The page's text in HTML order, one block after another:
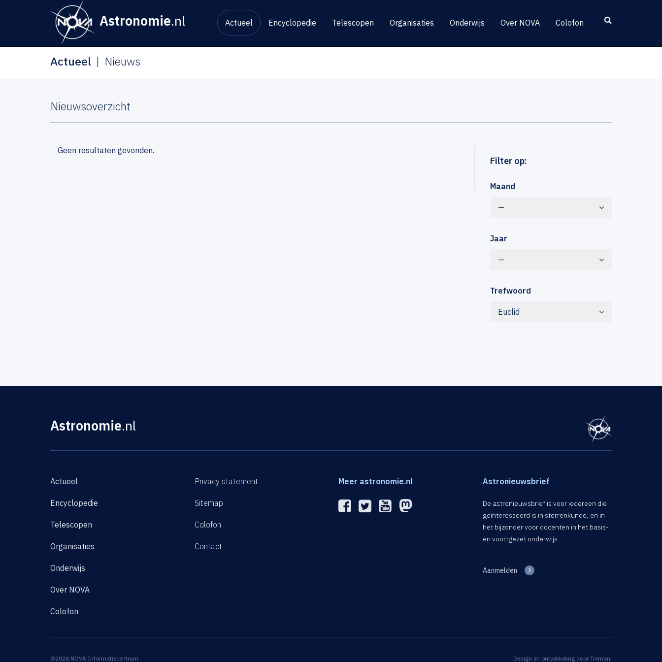
Astronomie.nl Actueel Encyclopedie Telescopen Organisaties Onderwijs Over NOVA Colofon
Actueel Nieuws
Nieuwsoverzicht
Filter op:
Maand
—
Jaar
—
Trefwoord
Euclid
Geen resultaten gevonden.
Astronomie.nl
Actueel
Encyclopedie
Telescopen
Organisaties
Onderwijs
Over NOVA
Colofon
Privacy statement
Sitemap
Colofon
Contact
Meer astronomie.nl Astronieuwsbrief
De astronieuwsbrief is voor iedereen die
geïnteresseerd is in sterrenkunde, en in
het bijzonder voor docenten in het basis-
en voortgezet onderwijs.
Aanmelden
©2026 NOVA Informatiecentrum Design en ontwikkeling door Tremani